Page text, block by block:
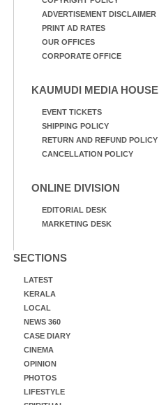
ADVERTISEMENT DISCLAIMER
PRINT AD RATES
OUR OFFICES
CORPORATE OFFICE
KAUMUDI MEDIA HOUSE
EVENT TICKETS
SHIPPING POLICY
RETURN AND REFUND POLICY
CANCELLATION POLICY
ONLINE DIVISION
EDITORIAL DESK
MARKETING DESK
SECTIONS
LATEST
KERALA
LOCAL
NEWS 360
CASE DIARY
CINEMA
OPINION
PHOTOS
LIFESTYLE